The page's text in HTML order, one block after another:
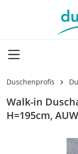
Zum Hauptinhalt
Duschenprofis
Walk-in
H=195cm,
Bildergalerie